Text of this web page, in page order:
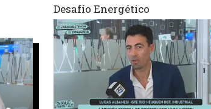
Desafío Energético